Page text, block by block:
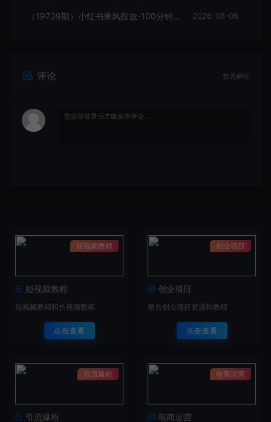
（19739期）小红书乘风投放-100分钟实操课｜开户返点·标准投搭建·莱卡定向，新店建模撬动笔记自然流量全套教学 2026-08-06
评论 暂无评论
短视频教程
短视频教程
短视频教程和长视频教程
点击查看
创业项目
创业项目
整合创业项目资源和教程
点击查看
引流爆粉
引流爆粉
电商运营
电商运营